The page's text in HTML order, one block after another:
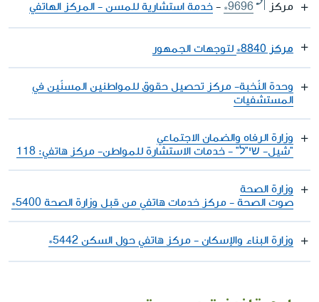
مركز *9696
- خدمة استشارية للمسن - المركز الهاتفي
مركز 8840* لتوجهات الجمهور
وحدة النّخبة- مركز تحصيل حقوق للمواطنين المسنّين في
المستشفيات
وزارة الرفاه والضمان الاجتماعي
"شيل- שי"ל" - خدمات الاستشارة للمواطن- مركز هاتفي: 118
وزارة الصحة
صوت الصحة - مركز خدمات هاتفي من قبل وزارة الصحة 5400*
وزارة البناء والإسكان - مركز هاتفي حول السكن 5442*